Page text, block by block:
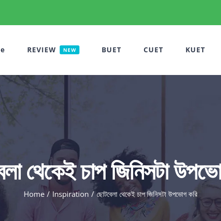
REVIEW NEW BUET CUET KUET
থেকেই চাপ জিনিসটা
Home Inspiration ছোটবেলা থেকেই চাপ জিনিসটা উপভোগ করি